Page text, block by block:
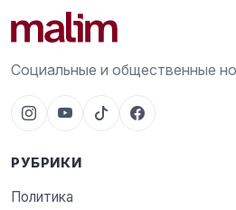
Социальные и общественные
РУБРИКИ
Политика